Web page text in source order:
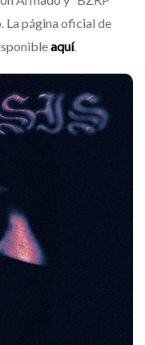
La página oficial de
aquí.